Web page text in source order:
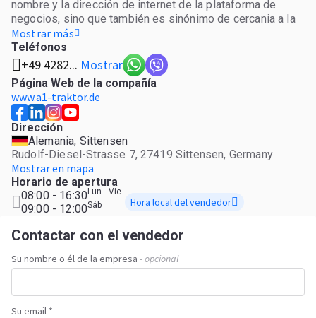
nombre y la dirección de internet de la plataforma de
negocios, sino que también es sinónimo de cercania a la
autopista. En nuestra ubicación central junto a la A1 en
Sittensen con un área de exposición de aproximadamente
2 hectáreas y una sala de exposiciones de 2000 m²
construidos, donde se presentan constantemente más de
200 máquinas. La oferta contempla maquinaria ​​joven de
nuestra flota de alquiler Tractor Rent con pocas horas
hasta la los oldtimer. Además de tractores y
cosechadoras, distribuimos implementos agricolas y
equipos de transporte a los distribuidores y clientes
finales en todo el mundo. La preparación, la reparación y
el servicio que ofrecemos lo hacemos en nuestro taller
en Sittensen con la representacion de nuestra marca local
John Deere y que ha sido inagurado el 2014 y con
nuestras otras ubicaciones en Rotenburg, Bremervörde,
Hambergen y Hoya.
Mostrar más
Teléfonos
+49 4282... Mostrar
Página Web de la compañía
www.a1-traktor.de
Dirección
Alemania, Sittensen
Rudolf-Diesel-Strasse 7, 27419 Sittensen, Germany
Mostrar en mapa
Horario de apertura
08:00 - 16:30Lun - Vie
09:00 - 12:00Sáb Hora local del vendedor
Contactar con el vendedor
Su nombre o él de la empresa - opcional
Su email *